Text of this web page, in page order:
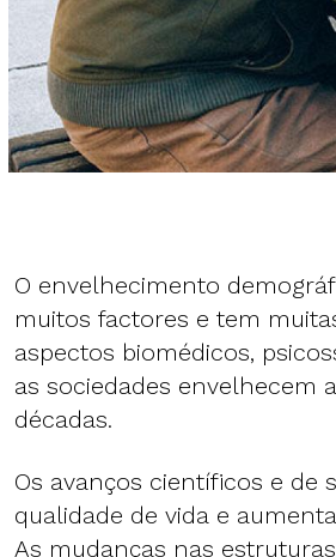
O envelhecimento
muitos factores e tem
aspectos biomédicos,
as sociedades envelhecem
décadas.
Os avanços científicos e de
qualidade de vida e
As mudanças nas